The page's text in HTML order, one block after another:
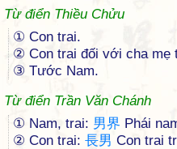
Từ điển Thiều Chửu
① Con trai.
② Con trai đối với cha mẹ
③ Tước Nam.
Từ điển Trần Văn Chánh
① Nam, trai: 男界 Phái
② Con trai: 長男 Con trai